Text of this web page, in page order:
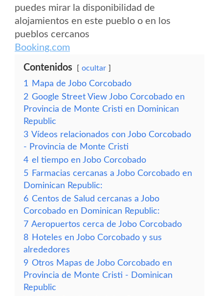
puedes mirar la disponibilidad de
alojamientos en este pueblo o en los
pueblos cercanos
Booking.com
Contenidos ocultar
1
Mapa de Jobo Corcobado
2 Google Street View Jobo Corcobado en
Provincia de Monte Cristi en Dominican
Republic
3 Vídeos relacionados con Jobo Corcobado
- Provincia de Monte Cristi
4 el tiempo en Jobo Corcobado
5 Farmacias cercanas a Jobo Corcobado en
Dominican Republic:
6 Centos de Salud cercanas a Jobo
Corcobado en Dominican Republic:
7 Aeropuertos cerca de Jobo Corcobado
8 Hoteles en Jobo Corcobado y sus
alrededores
9 Otros Mapas de Jobo Corcobado en
Provincia de Monte Cristi - Dominican
Republic